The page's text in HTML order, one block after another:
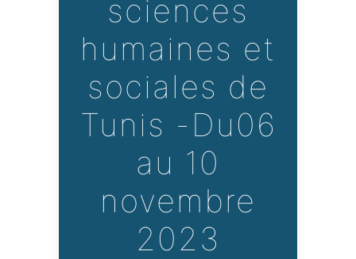
sciences
humaines et
sociales de
Tunis -Du06
au 10
novembre
2023